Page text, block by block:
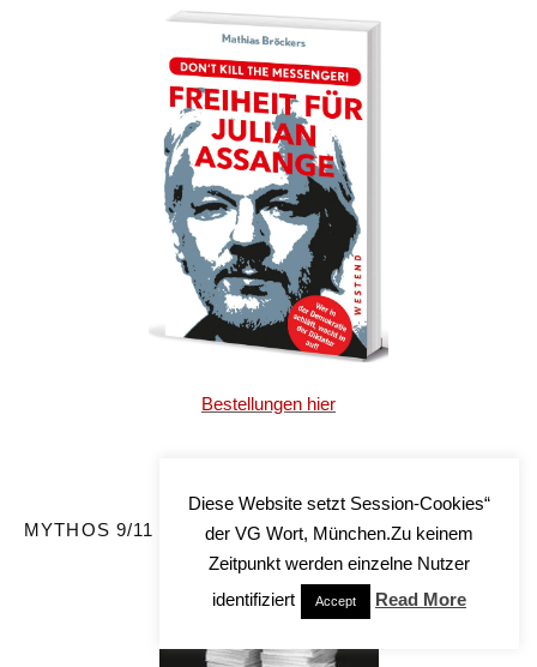
Bestellungen hier
MYTHOS 9/11
Diese Website setzt Session-Cookies“
der VG Wort, München.Zu keinem
Zeitpunkt werden einzelne Nutzer
identifiziert
Accept Read More